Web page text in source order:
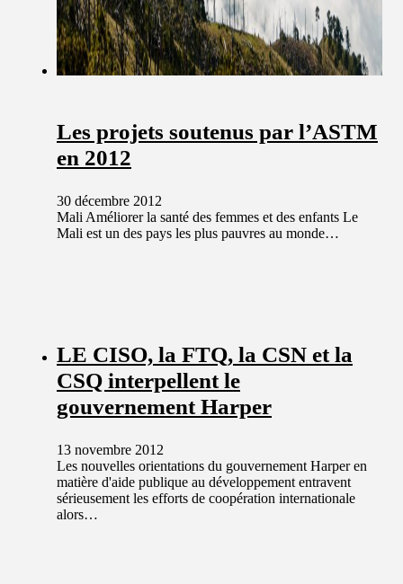
Les projets soutenus par l’ASTM
en 2012
30 décembre 2012
Mali Améliorer la santé des femmes et des enfants Le
Mali est un des pays les plus pauvres au monde…
LE CISO, la FTQ, la CSN et la
CSQ interpellent le
gouvernement Harper
13 novembre 2012
Les nouvelles orientations du gouvernement Harper en
matière d'aide publique au développement entravent
sérieusement les efforts de coopération internationale
alors…